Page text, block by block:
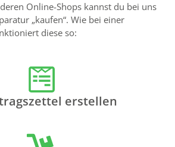
Online-Shops kannst du bei uns
„kaufen“. Wie bei einer
diese so:
erstellen